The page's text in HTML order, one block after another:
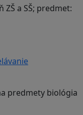
a SŠ; predmet:
predmety biológia